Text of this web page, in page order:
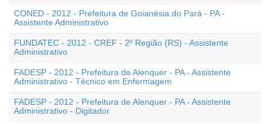
CONED - 2012 - Prefeitura de Goianésia do Pará - PA -
Assistente Administrativo
FUNDATEC - 2012 - CREF - 2º Região (RS) - Assistente
Administrativo
FADESP - 2012 - Prefeitura de Alenquer - PA - Assistente
Administrativo - Técnico em Enfermagem
FADESP - 2012 - Prefeitura de Alenquer - PA - Assistente
Administrativo - Digitador